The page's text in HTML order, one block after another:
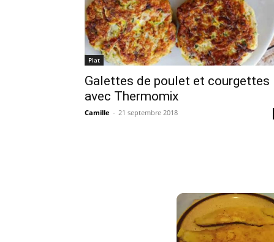
Plat
Galettes de poulet et courgettes
avec Thermomix
Camille - 21 septembre 2018